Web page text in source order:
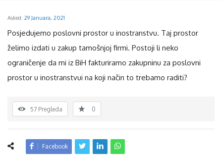
Asked: 29 Januara, 2021
Posjedujemo poslovni prostor u inostranstvu. Taj prostor
želimo izdati u zakup tamošnjoj firmi. Postoji li neko
ograničenje da mi iz BiH fakturiramo zakupninu za poslovni
prostor u inostranstvui na koji način to trebamo raditi?
57 Pregleda 0
Facebook